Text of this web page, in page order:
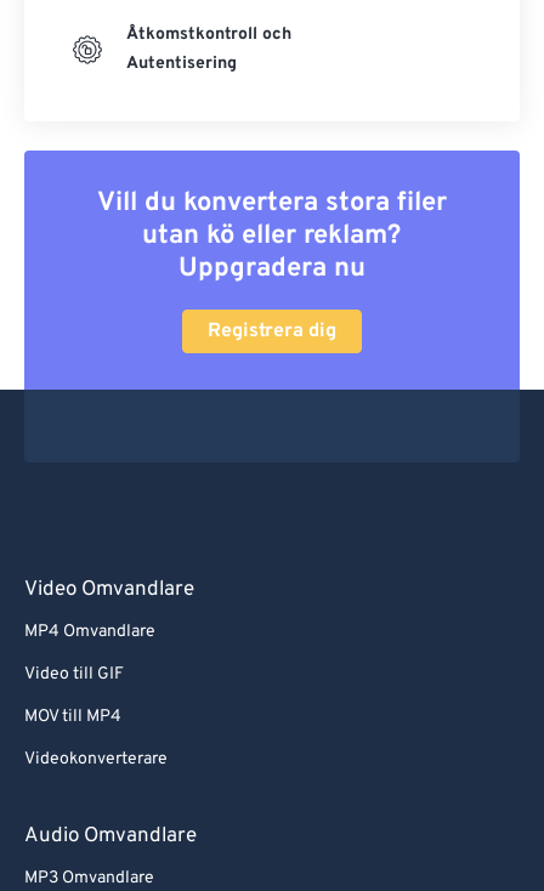
Åtkomstkontroll och
Autentisering
Vill du konvertera stora filer
utan kö eller reklam?
Uppgradera nu
Registrera dig
Video Omvandlare
MP4 Omvandlare
Video till GIF
MOV till MP4
Videokonverterare
Audio Omvandlare
MP3 Omvandlare